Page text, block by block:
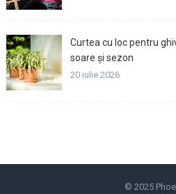
Curtea cu loc pentru
soare și sezon
20 iulie 2026
© 2025